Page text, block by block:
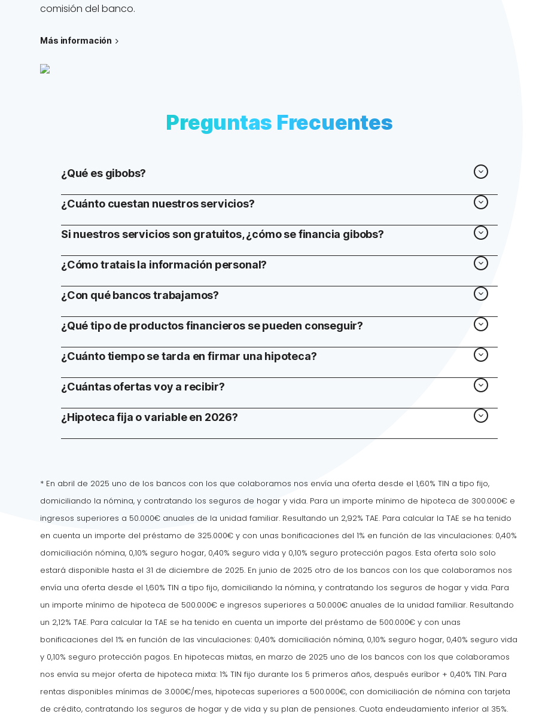
comisión del banco.
Más información
Preguntas Frecuentes
¿Qué es gibobs?
¿Cuánto cuestan nuestros servicios?
Si nuestros servicios son gratuitos, ¿cómo se financia gibobs?
¿Cómo tratais la información personal?
¿Con qué bancos trabajamos?
¿Qué tipo de productos financieros se pueden conseguir?
¿Cuánto tiempo se tarda en firmar una hipoteca?
¿Cuántas ofertas voy a recibir?
¿Hipoteca fija o variable en 2026?
* En abril de 2025 uno de los bancos con los que colaboramos nos envía una oferta desde el 1,60% TIN a tipo fijo,
domiciliando la nómina, y contratando los seguros de hogar y vida. Para un importe mínimo de hipoteca de 300.000€ e
ingresos superiores a 50.000€ anuales de la unidad familiar. Resultando un 2,92% TAE. Para calcular la TAE se ha tenido
en cuenta un importe del préstamo de 325.000€ y con unas bonificaciones del 1% en función de las vinculaciones: 0,40%
domiciliación nómina, 0,10% seguro hogar, 0,40% seguro vida y 0,10% seguro protección pagos. Esta oferta solo solo
estará disponible hasta el 31 de diciembre de 2025. En junio de 2025 otro de los bancos con los que colaboramos nos
envía una oferta desde el 1,60% TIN a tipo fijo, domiciliando la nómina, y contratando los seguros de hogar y vida. Para
un importe mínimo de hipoteca de 500.000€ e ingresos superiores a 50.000€ anuales de la unidad familiar. Resultando
un 2,12% TAE. Para calcular la TAE se ha tenido en cuenta un importe del préstamo de 500.000€ y con unas
bonificaciones del 1% en función de las vinculaciones: 0,40% domiciliación nómina, 0,10% seguro hogar, 0,40% seguro vida
y 0,10% seguro protección pagos. En hipotecas mixtas, en marzo de 2025 uno de los bancos con los que colaboramos
nos envía su mejor oferta de hipoteca mixta: 1% TIN fijo durante los 5 primeros años, después euríbor + 0,40% TIN. Para
rentas disponibles mínimas de 3.000€/mes, hipotecas superiores a 500.000€, con domiciliación de nómina con tarjeta
de crédito, contratando los seguros de hogar y de vida y su plan de pensiones. Cuota endeudamiento inferior al 35%.